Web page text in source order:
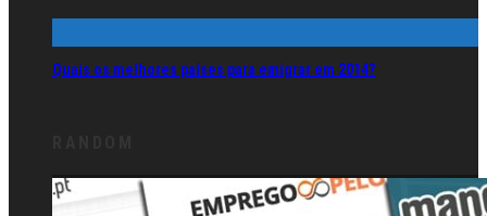
Quais os melhores países para emigrar em 2014?